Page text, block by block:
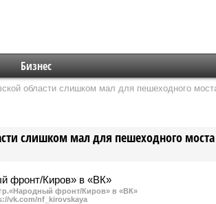
Бизнес
области слишком мал для пешеходного
слишком мал для пешеходного
фронт/Киров» в «ВК»
vk.com/nf_kirovskaya